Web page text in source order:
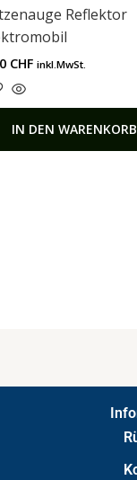
Reflektor
CHF inkl.MwSt.
IN DEN WARENKORB